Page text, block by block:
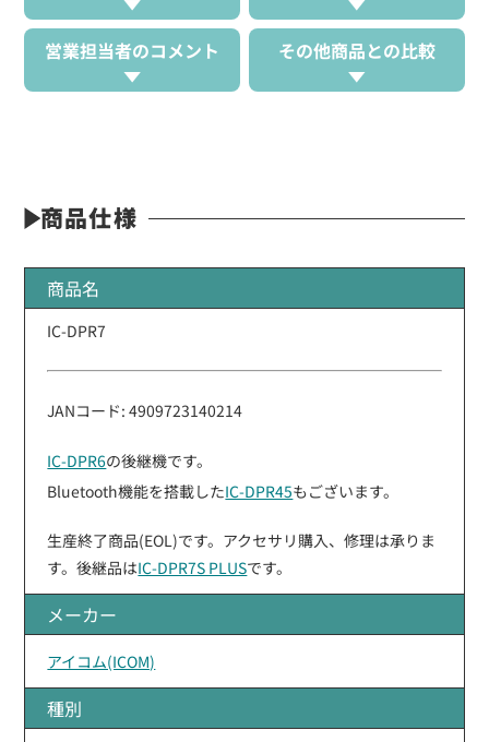
営業担当者のコメント その他商品との比較
商品仕様
商品名
IC-DPR7
JANコード: 4909723140214
IC-DPR6の後継機です。
Bluetooth機能を搭載したIC-DPR45もございます。
生産終了商品(EOL)です。アクセサリ購入、修理は承りま
す。後継品はIC-DPR7S PLUSです。
メーカー
アイコム(ICOM)
種別